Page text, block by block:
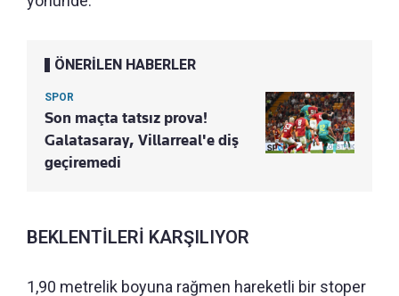
ÖNERİLEN HABERLER
SPOR
Son maçta tatsız prova!
Galatasaray, Villarreal'e diş
geçiremedi
BEKLENTİLERİ KARŞILIYOR
1,90 metrelik boyuna rağmen hareketli bir stoper